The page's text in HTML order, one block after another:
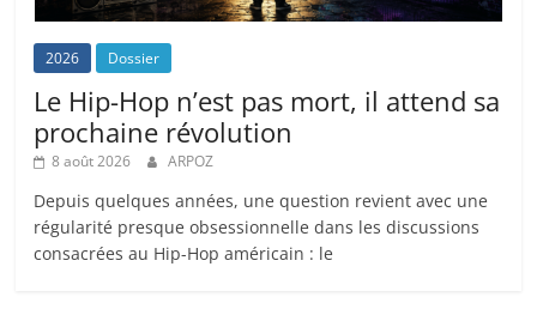
2026 Dossier
Le Hip-Hop n’est pas mort, il attend sa
prochaine révolution
8 août 2026 ARPOZ
Depuis quelques années, une question revient avec une
régularité presque obsessionnelle dans les discussions
consacrées au Hip-Hop américain : le